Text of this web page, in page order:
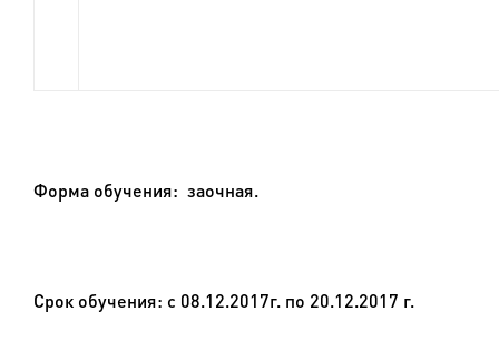
Форма обучения: заочная.
Срок обучения: с 08.12.2017г. по 20.12.2017 г.